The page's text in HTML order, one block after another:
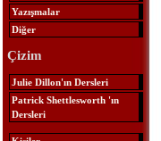
Yazışmalar
Diğer
Çizim
Julie Dillon'ın Dersleri
Patrick Shettlesworth 'ın
Dersleri